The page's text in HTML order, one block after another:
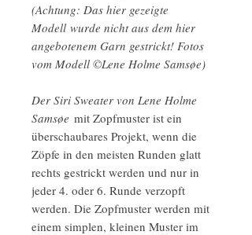
(Achtung: Das hier gezeigte
Modell wurde nicht aus dem hier
angebotenem Garn gestrickt! Fotos
vom Modell ©Lene Holme Samsøe)
Der Siri Sweater von Lene Holme
Samsøe mit Zopfmuster ist ein
überschaubares Projekt, wenn die
Zöpfe in den meisten Runden glatt
rechts gestrickt werden und nur in
jeder 4. oder 6. Runde verzopft
werden. Die Zopfmuster werden mit
einem simplen, kleinen Muster im